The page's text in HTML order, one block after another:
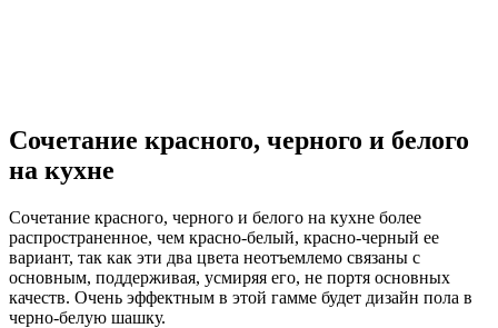
Сочетание красного, черного и белого
на кухне
Сочетание красного, черного и белого на кухне более
распространенное, чем красно-белый, красно-черный ее
вариант, так как эти два цвета неотъемлемо связаны с
основным, поддерживая, усмиряя его, не портя основных
качеств. Очень эффектным в этой гамме будет дизайн пола в
черно-белую шашку.